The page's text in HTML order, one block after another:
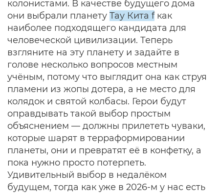
колонистами. В качестве будущего дома
они выбрали планету Тау Кита fкак
наиболее подходящего кандидата для
человеческой цивилизации. Теперь
взгляните на эту планету и задайте в
голове несколько вопросов местным
учёным, потому что выглядит она как струя
пламени из жопы дотера, а не место для
колядок и святой колбасы. Герои будут
оправдывать такой выбор простым
объяснением — должны прилететь чуваки,
которые шарят в терраформировании
планеты, они и превратят её в конфетку, а
пока нужно просто потерпеть.
Удивительный выбор в недалёком
будущем, тогда как уже в 2026-м у нас есть